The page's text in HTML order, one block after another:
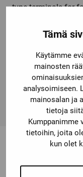
Tämä
Käytämme
mainosten
analysoimiseen.
mainosalan ja
tietoja
Kumppanimme
tietoihin, joita
kun olet
type terminals for
accessories, such
modules, function
system
efficient and
system.
Saatat